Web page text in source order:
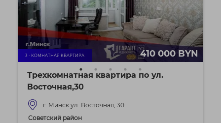
3 - КОМНАТНАЯ КВАРТИРА 410 000 BYN
Трехкомнатная квартира по ул.
Восточная,30
г. Минск ул. Восточная, 30
Советский район